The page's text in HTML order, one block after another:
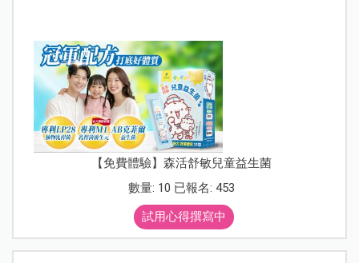
【免費體驗】森活舒敏兒童益生菌
數量: 10 已報名: 453
試用心得撰寫中